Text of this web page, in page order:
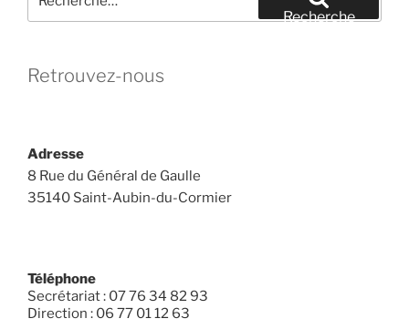
pour
Recherche
Retrouvez-nous
Adresse
8 Rue du Général de Gaulle
35140 Saint-Aubin-du-Cormier
Téléphone
Secrétariat : 07 76 34 82 93
Direction : 06 77 01 12 63